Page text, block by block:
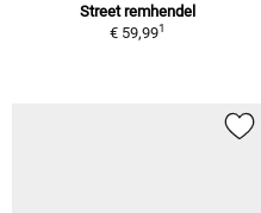
Street remhendel
€ 59,991